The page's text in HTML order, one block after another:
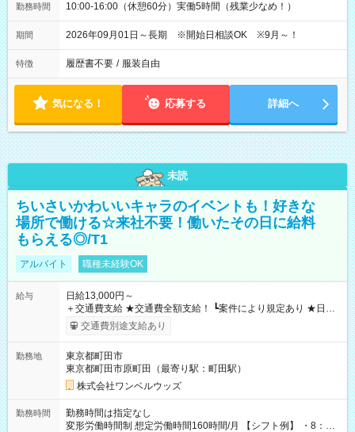
勤務時間 10:00-16:00（休憩60分）実働5時間（残業少なめ！）
期間 2026年09月01日～長期 ※開始日相談OK ※9月～！
特徴 履歴書不要 / 服装自由
気になる！ 応募する 詳細へ
未読
ちいさいかわいいキャラのイベントも！好きな
場所で働ける☆来社不要！働いたその日に給料
もらえる◎/T1
アルバイト 職種未経験OK
給与
日給13,000円～
＋交通費支給 ★交通費全額支給！ ┗案件により規定あり ★日払
いOK！（規定あり） ┗働いたその日に現金GET♪ お仕事後はコ
ンビニATMから 日払い分を引き落とせます！ 【試用期間】試
交通費別途支給あり
勤務地
東京都町田市
東京都町田市原町田（最寄り駅：町田駅）
株式会社ワンベルウッズ
勤務時間
勤務時間は指定なし
変形労働時間制 想定労働時間160時間/月 【シフト例】 ・8：00